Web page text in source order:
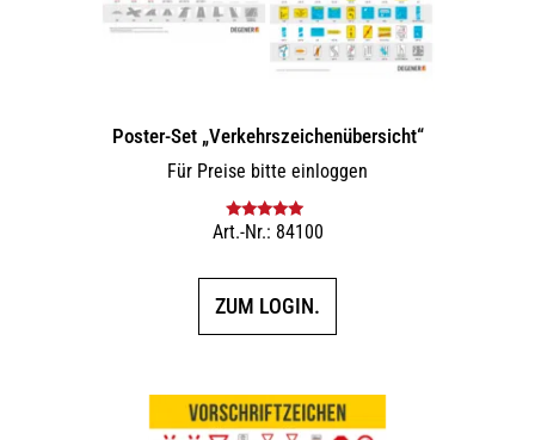
Poster-Set „Verkehrszeichenübersicht“
Für Preise bitte einloggen
Bewertet mit
Art.-Nr.: 84100
ZUM LOGIN.